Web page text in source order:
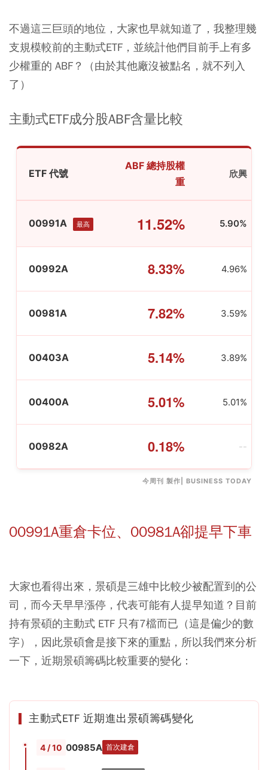
不過這三巨頭的地位，大家也早就知道了，我整理幾
支規模較前的主動式ETF，並統計他們目前手上有多
少權重的 ABF？（由於其他廠沒被點名，就不列入
了）
主動式ETF成分股ABF含量比較
ETF 代號
ABF 總持股權
重
欣興
00991A 最高 11.52% 5.90%
00992A 8.33% 4.96%
00981A 7.82% 3.59%
00403A 5.14% 3.89%
00400A 5.01% 5.01%
00982A 0.18% --
今周刊 製作| BUSINESS TODAY
00991A重倉卡位、00981A卻提早下車
大家也看得出來，景碩是三雄中比較少被配置到的公
司，而今天早早漲停，代表可能有人提早知道？目前
持有景碩的主動式 ETF 只有7檔而已（這是偏少的數
字），因此景碩會是接下來的重點，所以我們來分析
一下，近期景碩籌碼比較重要的變化：
主動式ETF 近期進出景碩籌碼變化
4 / 10 00985A 首次建倉